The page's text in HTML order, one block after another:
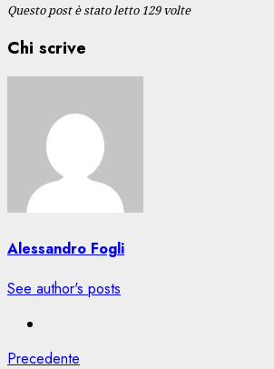
Questo post è stato letto 129 volte
Chi scrive
Alessandro Fogli
See author's posts
Precedente